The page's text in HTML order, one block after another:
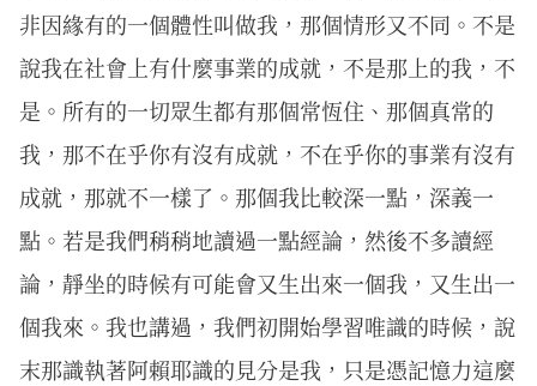
非因緣有的一個體性叫做我，那個情形又不同。不是
說我在社會上有什麼事業的成就，不是那上的我，不
是。所有的一切眾生都有那個常恆住、那個真常的
我，那不在乎你有沒有成就，不在乎你的事業有沒有
成就，那就不一樣了。那個我比較深一點，深義一
點。若是我們稍稍地讀過一點經論，然後不多讀經
論，靜坐的時候有可能會又生出來一個我，又生出一
個我來。我也講過，我們初開始學習唯識的時候，說
末那識執著阿賴耶識的見分是我，只是憑記憶力這麼